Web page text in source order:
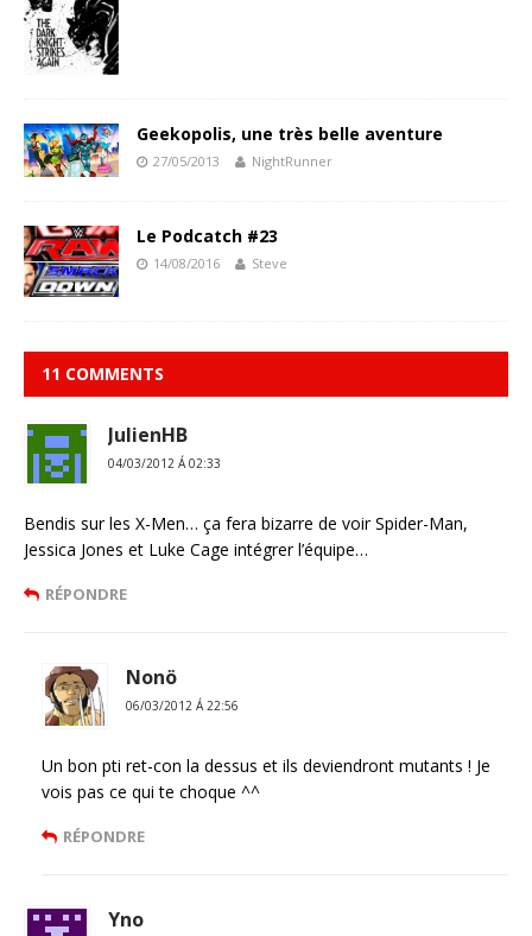
Geekopolis, une très belle aventure
27/05/2013 NightRunner
Le Podcatch #23
14/08/2016 Steve
11 COMMENTS
JulienHB
04/03/2012 Á 02:33
Bendis sur les X-Men… ça fera bizarre de voir Spider-Man,
Jessica Jones et Luke Cage intégrer l’équipe…
RÉPONDRE
Nonö
06/03/2012 Á 22:56
Un bon pti ret-con la dessus et ils deviendront mutants ! Je
vois pas ce qui te choque ^^
RÉPONDRE
Yno